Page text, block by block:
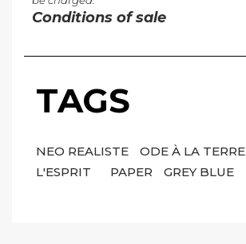
Conditions of sale
TAGS
NEO REALISTE ODE À LA TERRE
L'ESPRIT
PAPER GREY BLUE